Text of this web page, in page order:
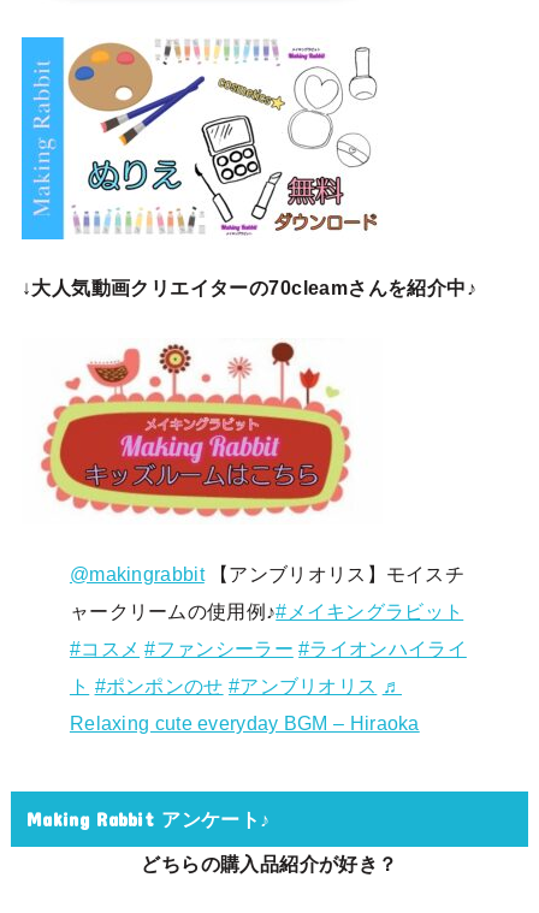
↓大人気動画クリエイターの70cleamさんを紹介中♪
@makingrabbit【アンブリオリス】モイスチ
ャークリームの使用例♪#メイキングラビット
#コスメ #ファンシーラー #ライオンハイライ
ト #ポンポンのせ #アンブリオリス ♬
Relaxing cute everyday BGM – Hiraoka
Making Rabbit アンケート♪
どちらの購入品紹介が好き？